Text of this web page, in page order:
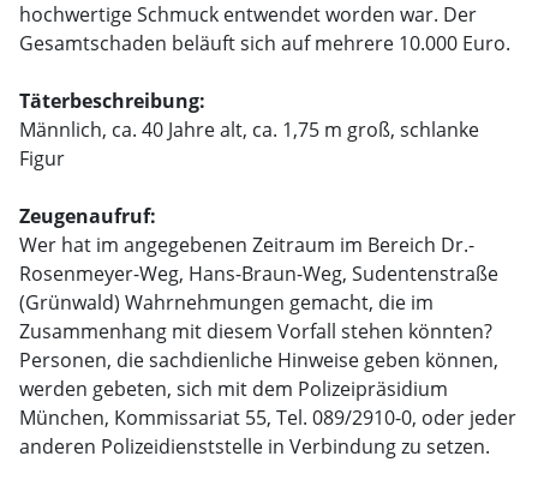
hochwertige Schmuck entwendet worden war. Der
Gesamtschaden beläuft sich auf mehrere 10.000 Euro.
Täterbeschreibung:
Männlich, ca. 40 Jahre alt, ca. 1,75 m groß, schlanke
Figur
Zeugenaufruf:
Wer hat im angegebenen Zeitraum im Bereich Dr.-
Rosenmeyer-Weg, Hans-Braun-Weg, Sudentenstraße
(Grünwald) Wahrnehmungen gemacht, die im
Zusammenhang mit diesem Vorfall stehen könnten?
Personen, die sachdienliche Hinweise geben können,
werden gebeten, sich mit dem Polizeipräsidium
München, Kommissariat 55, Tel. 089/2910-0, oder jeder
anderen Polizeidienststelle in Verbindung zu setzen.